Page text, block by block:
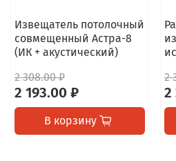
Извещатель потолочный
совмещенный Астра-8
(ИК + акустический)
2 308.00 ₽
2 193.00 ₽
В корзину
2
2